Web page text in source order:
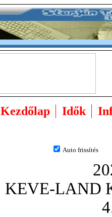
Kezdőlap Idők
Auto frissítés
KEVE-LAND